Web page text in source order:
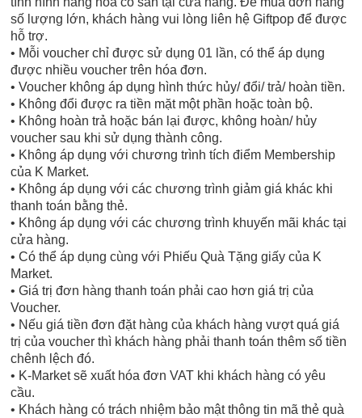
số lượng lớn, khách hàng vui lòng liên hệ Giftpop để được
hỗ trợ.
• Mỗi voucher chỉ được sử dụng 01 lần, có thể áp dụng
được nhiều voucher trên hóa đơn.
• Voucher không áp dụng hình thức hủy/ đổi/ trả/ hoàn tiền.
• Không đổi được ra tiền mặt một phần hoặc toàn bộ.
• Không hoàn trả hoặc bán lại được, không hoàn/ hủy
voucher sau khi sử dụng thành công.
• Không áp dụng với chương trình tích điểm Membership
của K Market.
• Không áp dụng với các chương trình giảm giá khác khi
thanh toán bằng thẻ.
• Không áp dụng với các chương trình khuyến mãi khác tại
cửa hàng.
• Có thể áp dụng cùng với Phiếu Quà Tặng giấy của K
Market.
• Giá trị đơn hàng thanh toán phải cao hơn giá trị của
Voucher.
• Nếu giá tiền đơn đặt hàng của khách hàng vượt quá giá
trị của voucher thì khách hàng phải thanh toán thêm số tiền
chênh lệch đó.
• K-Market sẽ xuất hóa đơn VAT khi khách hàng có yêu
cầu.
• Khách hàng có trách nhiệm bảo mật thông tin mã thẻ quà